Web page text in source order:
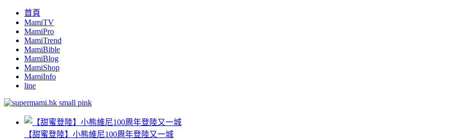
首頁
MamiTV
MamiPro
MamiTrend
MamiBible
MamiBlog
MamiShop
MamiInfo
line
【甜蜜登陸】小熊維尼100周年登陸又一城